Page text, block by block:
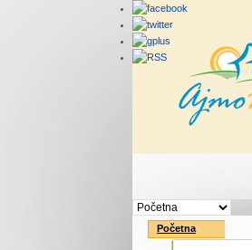
Početna